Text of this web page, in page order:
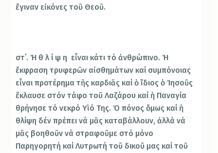
ἔγιναν εἰκόνες τοῦ Θεοῦ.
στ΄. Ἡ θ λ ί ψ η εἶναι κάτι τό ἀνθρώπινο. Ἡ
ἔκφραση τρυφερῶν αἰσθημάτων καί συμπόνοιας
εἶναι προτέρημα τῆς καρδιᾶς καί ὁ ἴδιος ὁ Ἰησοῦς
ἔκλαυσε στόν τάφο τοῦ Λαζάρου καί ἡ Παναγία
θρήνησε τό νεκρό Υἱό Της. Ὁ πόνος ὅμως καί ἡ
θλίψη δέν πρέπει νά μᾶς καταβάλλουν, ἀλλά νά
μᾶς βοηθοῦν νά στραφοῦμε στό μόνο
Παρηγορητή καί Λυτρωτή τοῦ δικοῦ μας καί τοῦ